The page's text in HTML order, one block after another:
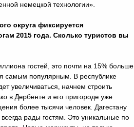
немецкой технологии».
округа фиксируется
2015 года. Сколько туристов вы
гостей, это почти на 15% больше
самым популярным. В республике
увеличиваться, начнем строить
в Дербенте и его пригороде уже
более тысячи человек. Дагестану
рады гостям. Это уникальные по